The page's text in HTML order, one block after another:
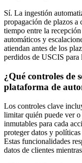
Sí. La ingestión
propagación de plazos a
tiempo entre la
automáticos y
atiendan antes de los
perdidos de USCIS
¿Qué controles de
plataforma de
Los controles clave
limitar quién puede ver
inmutables para cada
proteger datos y
Estas funcionalidades
datos de clientes